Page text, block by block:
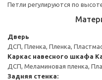
Петли регулируются по
Дверь
ДСП, Пленка, Пленка,
Каркас навесного шкафа
ДСП, Меламиновая пленка,
Задняя стенка: